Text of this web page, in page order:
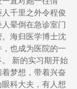
千里之外令程俊
晕倒在急诊室门
海归医学博士沈
也成为医院的一
新的实习期开始
梦想，带着兴奋
科大夫，有人想